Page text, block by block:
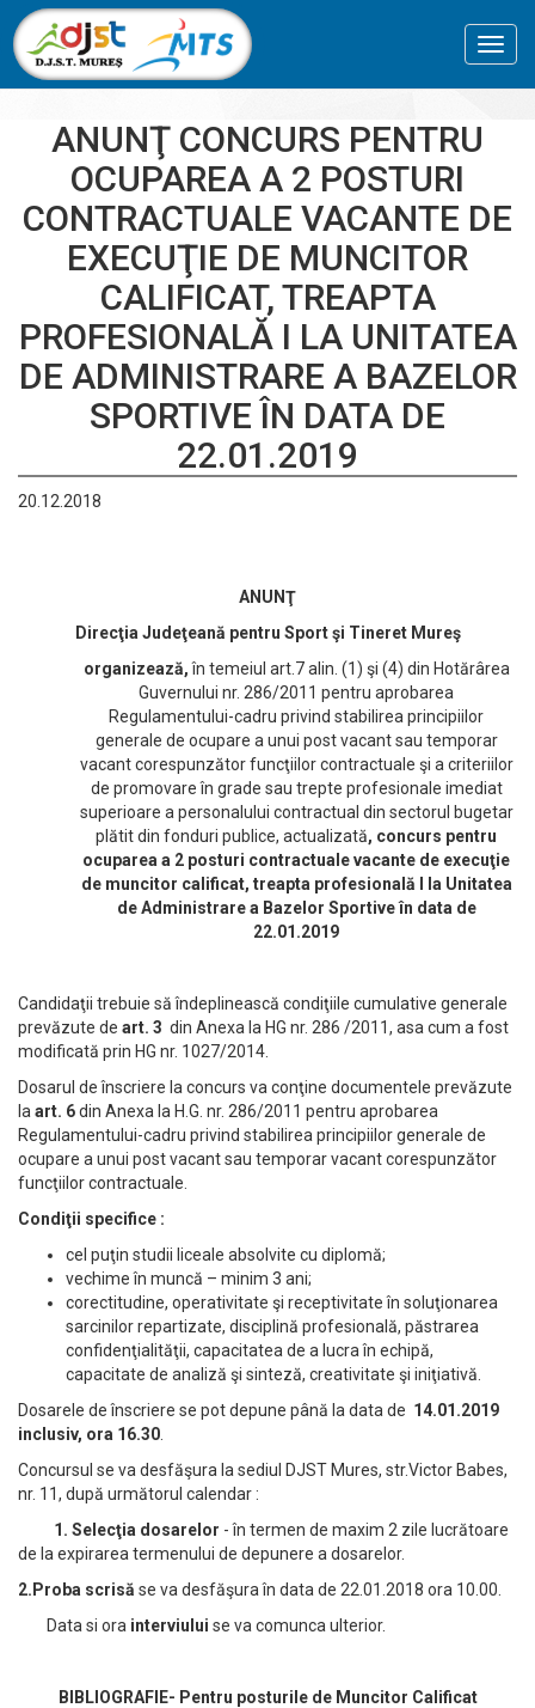
ANUNŢ CONCURS PENTRU
OCUPAREA A 2 POSTURI
CONTRACTUALE VACANTE DE
EXECUŢIE DE MUNCITOR
CALIFICAT, TREAPTA
PROFESIONALĂ I LA UNITATEA
DE ADMINISTRARE A BAZELOR
SPORTIVE ÎN DATA DE
22.01.2019
20.12.2018
ANUNŢ
Direcţia Judeţeană pentru Sport şi Tineret Mureş
organizează,în temeiul art.7 alin. (1) şi (4) din Hotărârea
Guvernului nr. 286/2011 pentru aprobarea
Regulamentului-cadru privind stabilirea principiilor
generale de ocupare a unui post vacant sau temporar
vacant corespunzător funcţiilor contractuale şi a criteriilor
de promovare în grade sau trepte profesionale imediat
superioare a personalului contractual din sectorul bugetar
plătit din fonduri publice, actualizată, concurs pentru
ocuparea a 2 posturi contractuale vacante de execuţie
de muncitor calificat, treapta profesional ă I la Unitatea
de Administrare a Bazelor Sportive în data de
22.01.2019
Candidaţii trebuie să îndeplinească condiţiile cumulative generale
prevăzute de art. 3 din Anexa la HG nr. 286 /2011, asa cum a fost
modificată prin HG nr. 1027/2014.
Dosarul de înscriere la concurs va conţine documentele prevăzute
la art. 6din Anexa la H.G. nr. 286/2011 pentru aprobarea
Regulamentului-cadru privind stabilirea principiilor generale de
ocupare a unui post vacant sau temporar vacant corespunzător
funcţiilor contractuale.
Condiţii specifice :
cel puţin studii liceale absolvite cu diplomă;
vechime în muncă – minim 3 ani;
corectitudine, operativitate şi receptivitate în soluţionarea
sarcinilor repartizate, disciplină profesională, păstrarea
confidenţialităţii, capacitatea de a lucra în echipă,
capacitate de analiză şi sinteză, creativitate şi iniţiativă.
Dosarele de înscriere se pot depune până la data de 14.01.2019
inclusiv, ora 16.30
Concursul se va desfăşura la sediul DJST Mures, str.Victor Babes,
nr. 11, după următorul calendar :
1. Selecţia dosarelor - în termen de maxim 2 zile lucrătoare
de la expirarea termenului de depunere a dosarelor.
2.Proba scrisă se va desfăşura în data de 22.01.2018 ora 10.00.
Data si ora interviului se va comunca ulterior.
BIBLIOGRAFIE- Pentru posturile de Muncitor Calificat